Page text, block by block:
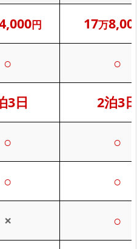
円 17万
○ ○
3日 2泊3
○ ○
○ ○
× ○